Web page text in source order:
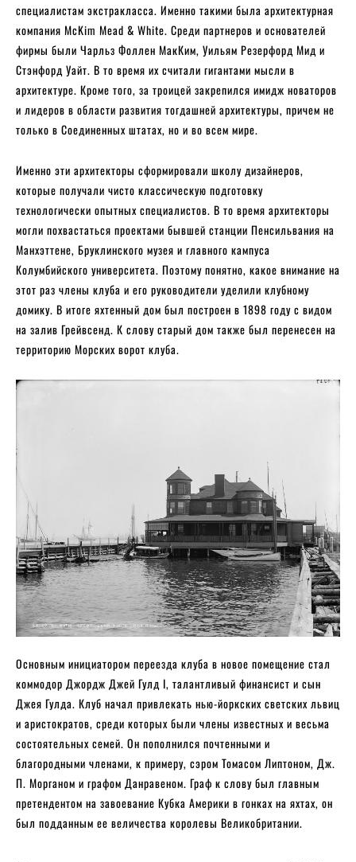
специалистам экстракласса. Именно такими была архитектурная
компания McKim Mead & White. Среди партнеров и основателей
фирмы были Чарльз Фоллен МакКим, Уильям Резерфорд Мид и
Стэнфорд Уайт. В то время их считали гигантами мысли в
архитектуре. Кроме того, за троицей закрепился имидж новаторов
и лидеров в области развития тогдашней архитектуры, причем не
только в Соединенных штатах, но и во всем мире.
Именно эти архитекторы сформировали школу дизайнеров,
которые получали чисто классическую подготовку
технологически опытных специалистов. В то время архитекторы
могли похвастаться проектами бывшей станции Пенсильвания на
Манхэттене, Бруклинского музея и главного кампуса
Колумбийского университета. Поэтому понятно, какое внимание на
этот раз члены клуба и его руководители уделили клубному
домику. В итоге яхтенный дом был построен в 1898 году с видом
на залив Грейвсенд. К слову старый дом также был перенесен на
территорию Морских ворот клуба.
Основным инициатором переезда клуба в новое помещение стал
коммодор Джордж Джей Гулд I, талантливый финансист и сын
Джея Гулда. Клуб начал привлекать нью-йоркских светских львиц
и аристократов, среди которых были члены известных и весьма
состоятельных семей. Он пополнился почтенными и
благородными членами, к примеру, сэром Томасом Липтоном, Дж.
П. Морганом и графом Данравеном. Граф к слову был главным
претендентом на завоевание Кубка Америки в гонках на яхтах, он
был подданным ее величества королевы Великобритании.